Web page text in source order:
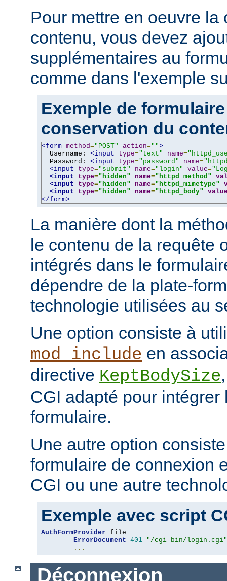
Pour mettre en oeuvre la
contenu, vous devez
supplémentaires au
comme dans l'exemple
Exemple de
conservation du
<form method="POST" action="">
  Username:
<input type="text" name=
  Password:
<input type="password" name=
<input
type="submit" name="login" value=
<input
type="hidden" name="httpd_method"
<input
type="hidden" name="httpd_mimetype"
<input
type="hidden" name="httpd_body"
</form>
La manière dont la
le contenu de la requête
intégrés dans le
dépendre de la plate-
technologie utilisées au
Une option consiste à
mod_include en
directive KeptBodySize
CGI adapté pour
formulaire.
Une autre option
formulaire de connexion
CGI ou une autre
Exemple avec script
AuthFormProvider file
ErrorDocument 401 "/cgi-bin/login.cgi"
...
Déconnexion